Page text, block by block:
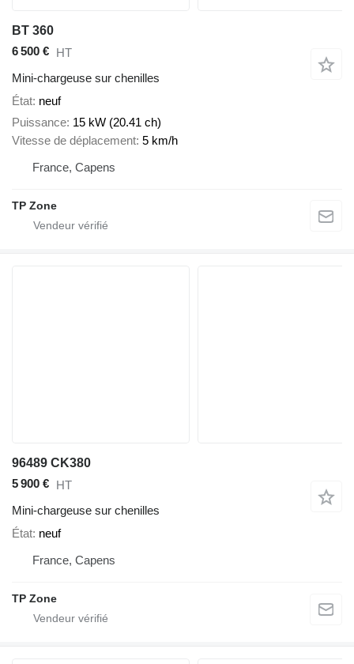
BT 360
6 500 € HT
Mini-chargeuse sur chenilles
État neuf
Puissance 15 kW (20.41 ch)
Vitesse de déplacement 5 km/h
France, Capens
TP Zone
96489 CK380
5 900 € HT
Mini-chargeuse sur chenilles
État neuf
France, Capens
TP Zone